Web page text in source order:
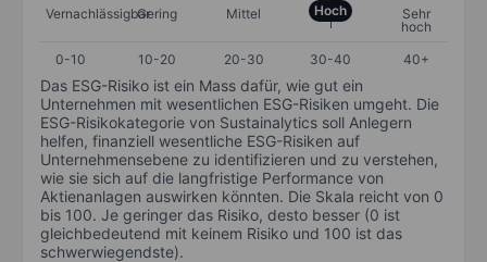
VernachlässigbarGering Mittel Hoch
Sehr
hoch
0-10
10-20 20-30 30-40 40+
Das ESG-Risiko ist ein Mass dafür, wie gut ein
Unternehmen mit wesentlichen ESG-Risiken umgeht. Die
ESG-Risikokategorie von Sustainalytics soll Anlegern
helfen, finanziell wesentliche ESG-Risiken auf
Unternehmensebene zu identifizieren und zu verstehen,
wie sie sich auf die langfristige Performance von
Aktienanlagen auswirken könnten. Die Skala reicht von 0
bis 100. Je geringer das Risiko, desto besser (0 ist
gleichbedeutend mit keinem Risiko und 100 ist das
schwerwiegendste).